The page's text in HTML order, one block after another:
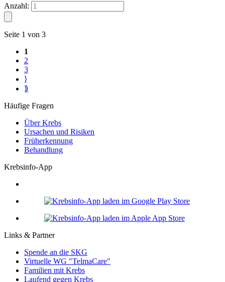
Anzahl:
Seite 1 von 3
1
2
3
⟩
⟫
Häufige Fragen
Über Krebs
Ursachen und Risiken
Früherkennung
Behandlung
Krebsinfo-App
Links & Partner
Spende an die SKG
Virtuelle WG "TelmaCare"
Familien mit Krebs
Laufend gegen Krebs